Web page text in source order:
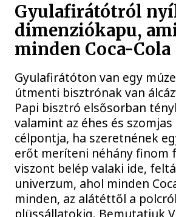
Gyulafirátótról
dimenziókapu,
minden Coca-Cola
Gyulafirátóton van egy
útmenti bisztrónak van
Papi bisztró elsősorban
valamint az éhes és
célpontja, ha szeretnének
erőt meríteni néhány finom
viszont belép valaki ide,
univerzum, ahol minden
minden, az alátéttől a
plüssállatokig. Bemutatjuk